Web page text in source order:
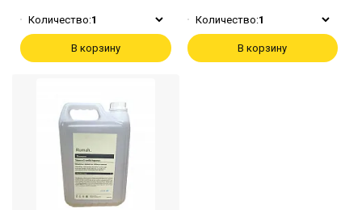
Количество:1
В корзину
Количество:1
В корзину